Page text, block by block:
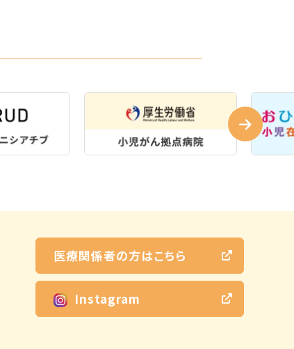
医療関係者の方はこちら
Instagram